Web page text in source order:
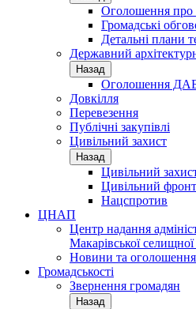
Оголошення про
Громадські
Детальні плани
Державний
Назад
Оголошення
Довкілля
Перевезення
Публічні закупівлі
Цивільний захист
Назад
Цивільний
Цивільний фронт
Нацспротив
ЦНАП
Центр надання
Макарівської
Новини та
Громадськості
Звернення громадян
Назад